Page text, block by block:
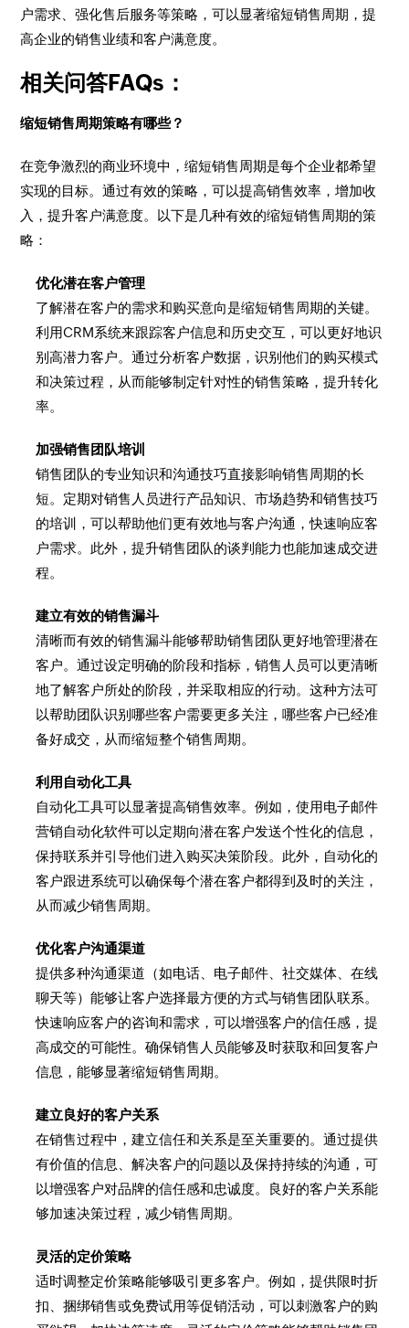
户需求、强化售后服务等策略，可以显著缩短销售周期，提
高企业的销售业绩和客户满意度。
相关问答FAQs：
缩短销售周期策略有哪些？
在竞争激烈的商业环境中，缩短销售周期是每个企业都希望
实现的目标。通过有效的策略，可以提高销售效率，增加收
入，提升客户满意度。以下是几种有效的缩短销售周期的策
略：
优化潜在客户管理
了解潜在客户的需求和购买意向是缩短销售周期的关键。
利用CRM系统来跟踪客户信息和历史交互，可以更好地识
别高潜力客户。通过分析客户数据，识别他们的购买模式
和决策过程，从而能够制定针对性的销售策略，提升转化
率。
加强销售团队培训
销售团队的专业知识和沟通技巧直接影响销售周期的长
短。定期对销售人员进行产品知识、市场趋势和销售技巧
的培训，可以帮助他们更有效地与客户沟通，快速响应客
户需求。此外，提升销售团队的谈判能力也能加速成交进
程。
建立有效的销售漏斗
清晰而有效的销售漏斗能够帮助销售团队更好地管理潜在
客户。通过设定明确的阶段和指标，销售人员可以更清晰
地了解客户所处的阶段，并采取相应的行动。这种方法可
以帮助团队识别哪些客户需要更多关注，哪些客户已经准
备好成交，从而缩短整个销售周期。
利用自动化工具
自动化工具可以显著提高销售效率。例如，使用电子邮件
营销自动化软件可以定期向潜在客户发送个性化的信息，
保持联系并引导他们进入购买决策阶段。此外，自动化的
客户跟进系统可以确保每个潜在客户都得到及时的关注，
从而减少销售周期。
优化客户沟通渠道
提供多种沟通渠道（如电话、电子邮件、社交媒体、在线
聊天等）能够让客户选择最方便的方式与销售团队联系。
快速响应客户的咨询和需求，可以增强客户的信任感，提
高成交的可能性。确保销售人员能够及时获取和回复客户
信息，能够显著缩短销售周期。
建立良好的客户关系
在销售过程中，建立信任和关系是至关重要的。通过提供
有价值的信息、解决客户的问题以及保持持续的沟通，可
以增强客户对品牌的信任感和忠诚度。良好的客户关系能
够加速决策过程，减少销售周期。
灵活的定价策略
适时调整定价策略能够吸引更多客户。例如，提供限时折
扣、捆绑销售或免费试用等促销活动，可以刺激客户的购